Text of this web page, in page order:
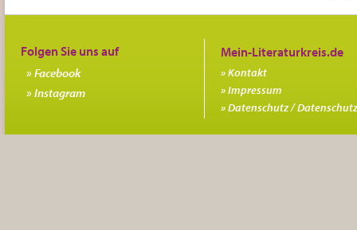
Kontakt
Impressum
Datenschutz /
Folgen Sie uns auf
Facebook
Instagram